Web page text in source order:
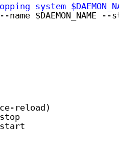
system
$DAEMON_NAME
reload)